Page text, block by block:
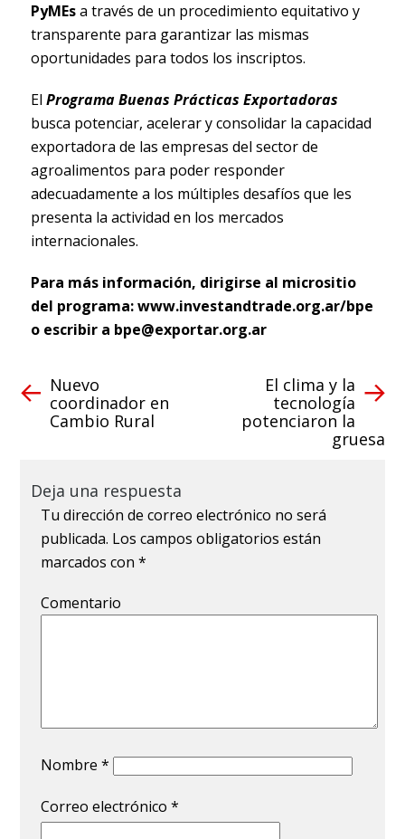
PyMEsa través de un procedimiento equitativo y
transparente para garantizar las mismas
oportunidades para todos los inscriptos.
El Programa Buenas Prácticas Exportadoras
busca potenciar, acelerar y consolidar la capacidad
exportadora de las empresas del sector de
agroalimentos para poder responder
adecuadamente a los múltiples desafíos que les
presenta la actividad en los mercados
internacionales.
Para más información, dirigirse al micrositio
del programa: www.investandtrade.org.ar/bpe
o escribir a bpe@exportar.org.ar
Nuevo
coordinador en
Cambio Rural
El clima y la
tecnología
potenciaron la
gruesa
Deja una respuesta
Tu dirección de correo electrónico no será
publicada. Los campos obligatorios están
marcados con*
Comentario
Nombre*
Correo electrónico*